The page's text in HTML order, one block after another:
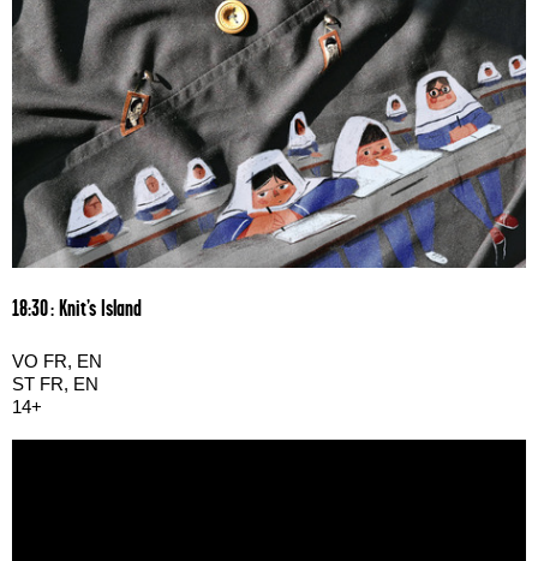
18:30 : Knit’s Island
VO FR, EN
ST FR, EN
14+